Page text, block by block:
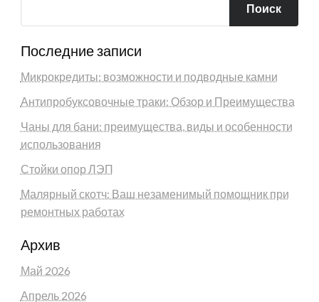
Поиск
Последние записи
Микрокредиты: возможности и подводные камни
Антипробуксовочные траки: Обзор и Преимущества
Чаны для бани: преимущества, виды и особенности
использования
Стойки опор ЛЭП
Малярный скотч: Ваш незаменимый помощник при
ремонтных работах
Архив
Май 2026
Апрель 2026